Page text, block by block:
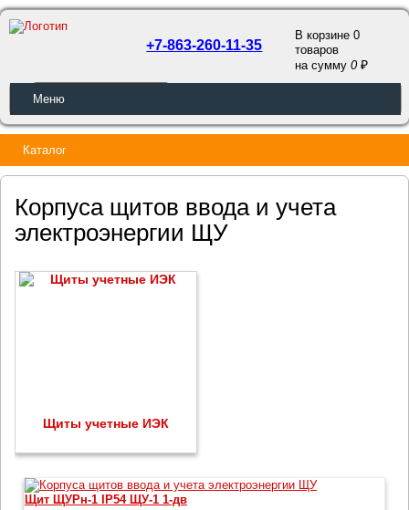
ОБРАТНЫЙ ЗВОНОК
+7-863-260-11-35
В корзине 0
товаров
на сумму0
Меню
Каталог
Корпуса щитов ввода и учета
электроэнергии ЩУ
Щиты учетные ИЭК
Щит ЩУРн-1 IP54 ЩУ-1 1-дв